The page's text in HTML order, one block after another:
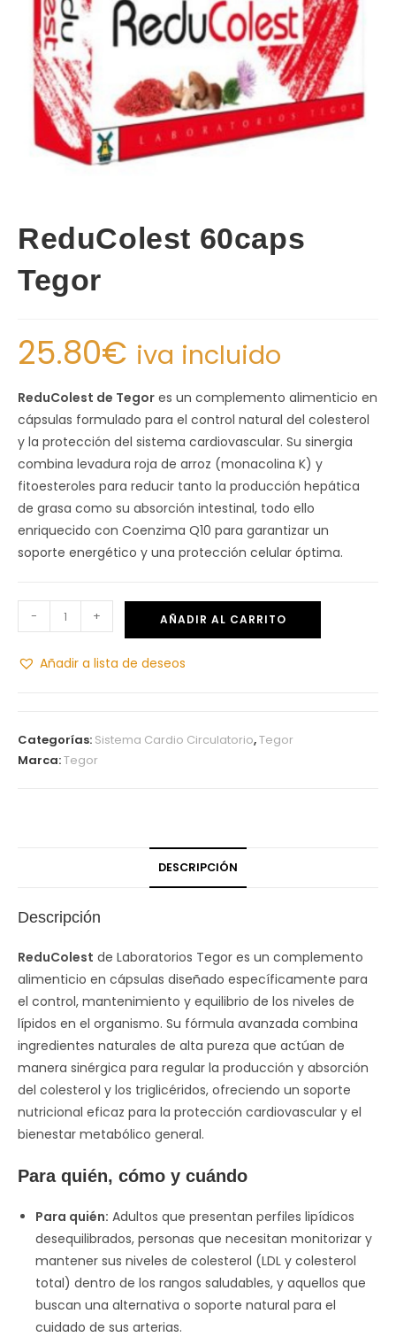
ReduColest 60caps
Tegor
25.80€ iva incluido
ReduColest de Tegor es un complemento alimenticio en
cápsulas formulado para el control natural del colesterol
y la protección del sistema cardiovascular. Su sinergia
combina levadura roja de arroz (monacolina K) y
fitoesteroles para reducir tanto la producción hepática
de grasa como su absorción intestinal, todo ello
enriquecido con Coenzima Q10 para garantizar un
soporte energético y una protección celular óptima.
- + AÑADIR AL CARRITO
Añadir a lista de deseos
Categorías: Sistema Cardio Circulatorio,Tegor
Marca:Tegor
DESCRIPCIÓN
Descripción
ReduColest de Laboratorios Tegor es un complemento
alimenticio en cápsulas diseñado específicamente para
el control, mantenimiento y equilibrio de los niveles de
lípidos en el organismo. Su fórmula avanzada combina
ingredientes naturales de alta pureza que actúan de
manera sinérgica para regular la producción y absorción
del colesterol y los triglicéridos, ofreciendo un soporte
nutricional eficaz para la protección cardiovascular y el
bienestar metabólico general.
Para quién, cómo y cuándo
Para quién: Adultos que presentan perfiles lipídicos
desequilibrados, personas que necesitan monitorizar y
mantener sus niveles de colesterol (LDL y colesterol
total) dentro de los rangos saludables, y aquellos que
buscan una alternativa o soporte natural para el
cuidado de sus arterias.